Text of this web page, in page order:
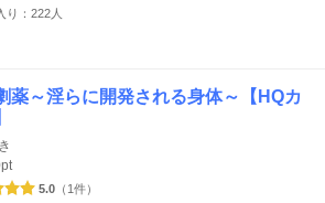
り：222人
薬～淫らに開発される身体～【HQカ
5.0 （1件）